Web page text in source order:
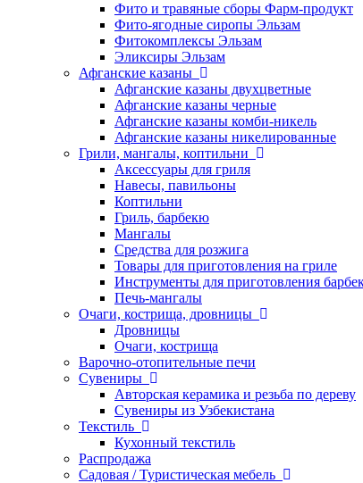
Фито и травяные сборы Фарм-продукт
Фито-ягодные сиропы Эльзам
Фитокомплексы Эльзам
Эликсиры Эльзам
Афганские казаны
Афганские казаны двухцветные
Афганские казаны черные
Афганские казаны комби-никель
Афганские казаны никелированные
Грили, мангалы, коптильни
Аксессуары для гриля
Навесы, павильоны
Коптильни
Гриль, барбекю
Мангалы
Средства для розжига
Товары для приготовления на гриле
Инструменты для приготовления
Печь-мангалы
Очаги, кострища, дровницы
Дровницы
Очаги, кострища
Варочно-отопительные печи
Сувениры
Авторская керамика и резьба по дереву
Сувениры из Узбекистана
Текстиль
Кухонный текстиль
Распродажа
Садовая / Туристическая мебель